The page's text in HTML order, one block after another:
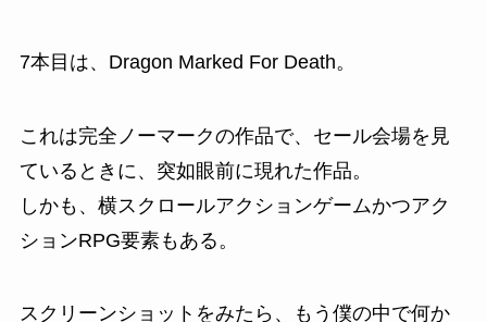
7本目は、 Dragon Marked For Death。
これは完全ノーマークの作品で、セール会場を見
ているときに、突如眼前に現れた作品。
しかも、横スクロールアクションゲームかつアク
ションRPG要素もある。
スクリーンショットをみたら、もう僕の中で何か